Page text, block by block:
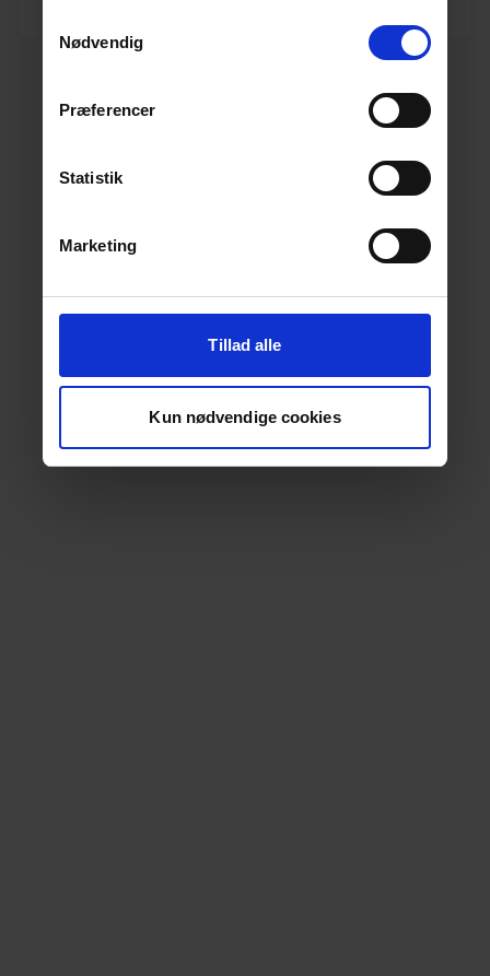
Nødvendig
Præferencer
Statistik
Marketing
Tillad alle
Kun nødvendige cookies